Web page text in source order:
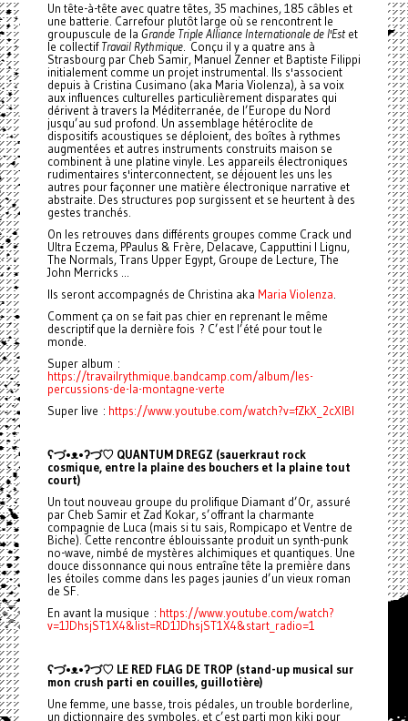
Un tête-à-tête avec quatre têtes, 35 machines, 185 câbles et
une batterie. Carrefour plutôt large où se rencontrent le
groupuscule de la Grande Triple Alliance Internationale de l'Estet
le collectifTravail Rythmique. Conçu il y a quatre ans à
Strasbourg par Cheb Samir, Manuel Zenner et Baptiste Filippi
initialement comme un projet instrumental. Ils s'associent
depuis à Cristina Cusimano (aka Maria Violenza), à sa voix
aux influences culturelles particulièrement disparates qui
dérivent à travers la Méditerranée, de l’Europe du Nord
jusqu’au sud profond. Un assemblage hétéroclite de
dispositifs acoustiques se déploient, des boîtes à rythmes
augmentées et autres instruments construits maison se
combinent à une platine vinyle. Les appareils électroniques
rudimentaires s'interconnectent, se déjouent les uns les
autres pour façonner une matière électronique narrative et
abstraite. Des structures pop surgissent et se heurtent à des
gestes tranchés.
On les retrouves dans différents groupes comme Crack und
Ultra Eczema, PPaulus & Frère, Delacave, Capputtini I Lignu,
The Normals, Trans Upper Egypt, Groupe de Lecture, The
John Merricks ...
Ils seront accompagnés de Christina aka Maria Violenza.
Comment ça on se fait pas chier en reprenant le même
descriptif que la dernière fois ? C’est l’été pour tout le
monde.
Super album :
https://travailrythmique.bandcamp.com/album/les-
percussions-de-la-montagne-verte
Super live : https://www.youtube.com/watch?v=fZkX_2cXlBI
ʕづ•ᴥ•ʔづ♡ QUANTUM DREGZ (sauerkraut rock
cosmique, entre la plaine des bouchers et la plaine tout
court)
Un tout nouveau groupe du prolifique Diamant d’Or, assuré
par Cheb Samir et Zad Kokar, s’offrant la charmante
compagnie de Luca (mais si tu sais, Rompicapo et Ventre de
Biche). Cette rencontre éblouissante produit un synth-punk
no-wave, nimbé de mystères alchimiques et quantiques. Une
douce dissonnance qui nous entraîne tête la première dans
les étoiles comme dans les pages jaunies d’un vieux roman
de SF.
En avant la musique : https://www.youtube.com/watch?
v=1JDhsjST1X4&list=RD1JDhsjST1X4&start_radio=1
ʕづ•ᴥ•ʔづ♡ LE RED FLAG DE TROP (stand-up musical sur
mon crush parti en couilles, guillotière)
Une femme, une basse, trois pédales, un trouble borderline,
un dictionnaire des symboles, et c’est parti mon kiki pour